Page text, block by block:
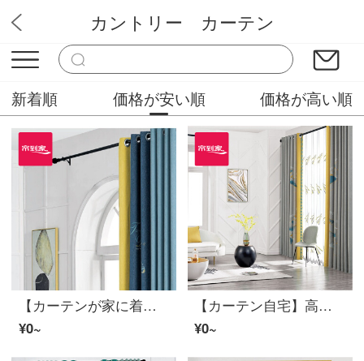
ミステリーカーテンショップ
カントリー カーテン
新着順 価格が安い順 価格が高い順
【カーテンが家に着く】カーテン製品のブラインドロマンチック田園客間寝室シームレスにシェニールの高い遮光窓A 01 0105をつないで開ける/カーテンヘッドをくわえない(高さ2.6メートル以内は変えられます)XLブラインドセット/ダブルオープン(適用窓の幅は3.5-4.1メートルです。
¥0~
【カーテン自宅】高遮光シームレスに仕上げた布芸カーテンリビングルームのロマンチック星空田園カスタマイズ布カーテンシェニールの日除け窓LDC 20 SSA-0501 Sフック（高さ2.6メートル以内で改変可能）XLのカーテンセット/ダブルオープン（適用窓幅3.5-42.2メートル）
¥0~